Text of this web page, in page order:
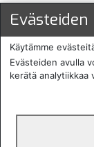
Käytämme
Evästeiden avulla
kerätä analytiikkaa